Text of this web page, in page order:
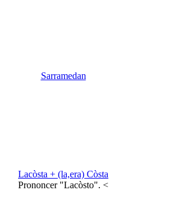
Sarramedan
Lacòsta + (la,era) Còsta
Prononcer "Lacòsto". <